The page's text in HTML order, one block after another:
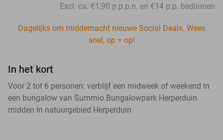
Excl. ca. €1,90 p.p.p.n. en €14 p.p. bedlinnen
Dagelijks om middernacht nieuwe Social Deals. Wees
snel, op = op!
In het kort
Voor 2 tot 6 personen: verblijf een midweek of weekend in
een bungalow van Summio Bungalowpark Herperduin
midden in natuurgebied Herperduin